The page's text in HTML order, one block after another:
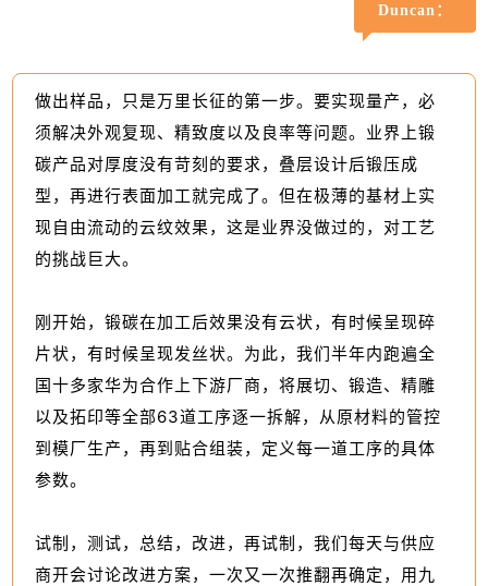
Duncan：
做出样品，只是万里长征的第一步。要实现量产，必
须解决外观复现、精致度以及良率等问题。业界上锻
碳产品对厚度没有苛刻的要求，叠层设计后锻压成
型，再进行表面加工就完成了。但在极薄的基材上实
现自由流动的云纹效果，这是业界没做过的，对工艺
的挑战巨大。
刚开始，锻碳在加工后效果没有云状，有时候呈现碎
片状，有时候呈现发丝状。为此，我们半年内跑遍全
国十多家华为合作上下游厂商，将展切、锻造、精雕
以及拓印等全部63道工序逐一拆解，从原材料的管控
到模厂生产，再到贴合组装，定义每一道工序的具体
参数。
试制，测试，总结，改进，再试制，我们每天与供应
商开会讨论改进方案，一次又一次推翻再确定，用九